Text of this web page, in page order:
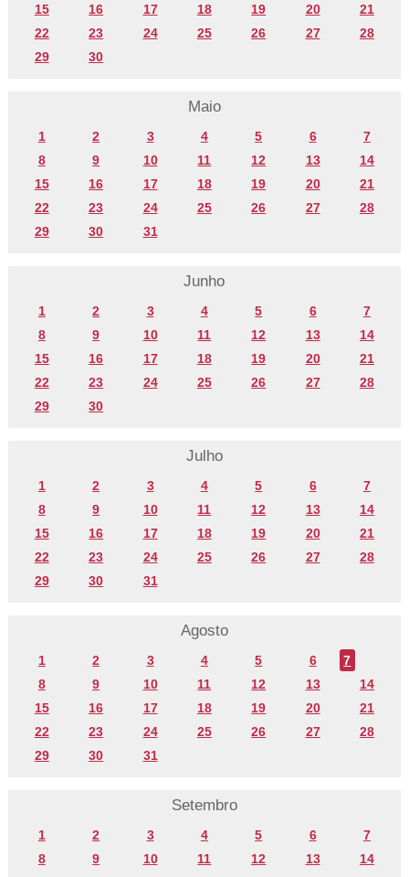
15
16 17 18 19 20
21
22
23 24 25 26 27
28
29
30
Maio
1 2 3 4 5 6
7
8
9 10 11 12 13
14
15
16 17 18 19 20
21
22
23 24 25 26 27
28
29
30 31
Junho
1 2 3 4 5 6
7
8
9 10 11 12 13
14
15
16 17 18 19 20
21
22
23 24 25 26 27
28
29
30
Julho
1 2 3 4 5 6
7
8
9 10 11 12 13
14
15
16 17 18 19 20
21
22
23 24 25 26 27
28
29
30 31
Agosto
1 2 3 4 5 6
7
8
9 10 11 12 13
14
15
16 17 18 19 20
21
22
23 24 25 26 27
28
29
30 31
Setembro
1 2 3 4 5 6
7
8
9 10 11 12 13
14